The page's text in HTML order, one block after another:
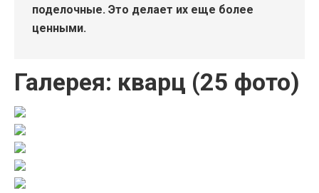
поделочные. Это делает их еще более
ценными.
Галерея: кварц (25 фото)